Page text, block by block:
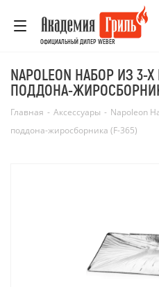
ОФИЦИАЛЬНЫЙ ДИЛЕР WEBER
NAPOLEON НАБОР ИЗ
ПОДДОНА-
Главная - Аксессуары - Napoleon
поддона-жиросборника (F-365)